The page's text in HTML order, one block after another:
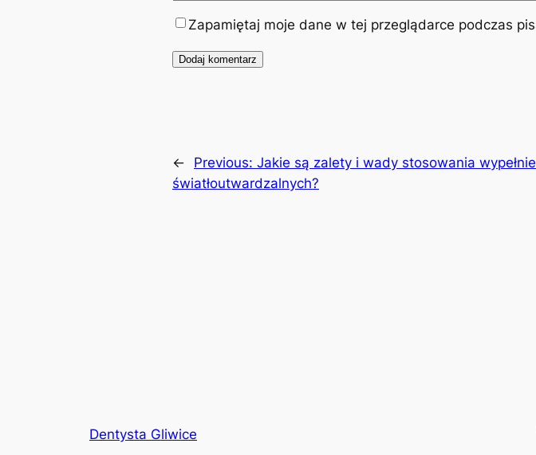
Zapamiętaj moje dane w tej przeglądarce podczas
← Previous: Jakie są zalety i wady stosowania
światłoutwardzalnych?
Dentysta Gliwice